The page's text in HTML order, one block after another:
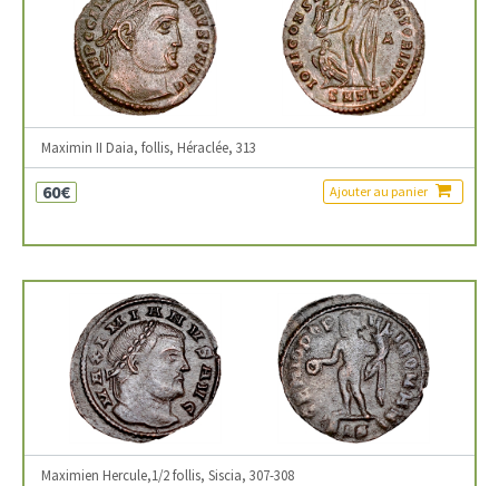
Maximin II Daia, follis, Héraclée, 313
60€ Ajouter au panier
Maximien Hercule,1/2 follis, Siscia, 307-308